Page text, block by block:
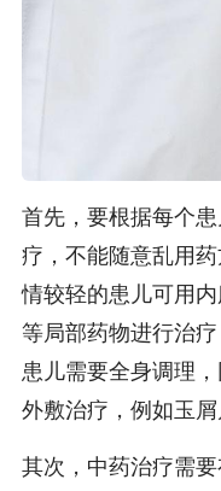
首先，要根据每个
疗，不能随意乱用
情较轻的患儿可用
等局部药物进行治
患儿需要全身调理
外敷治疗，例如玉屑
其次，中药治疗需